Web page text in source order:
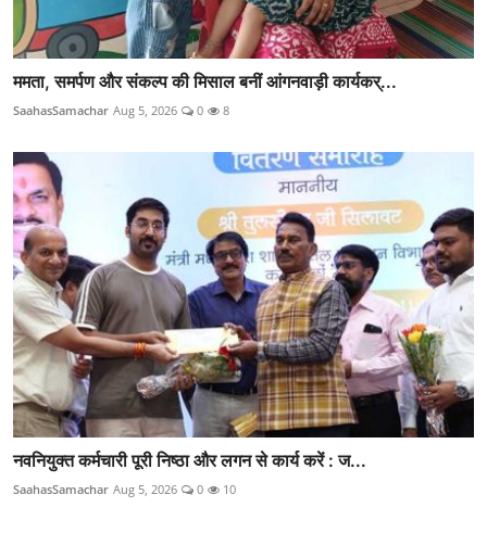
ममता, समर्पण और संकल्प की मिसाल बनीं आंगनवाड़ी कार्यकर्...
SaahasSamachar Aug 5, 2026 0 8
नवनियुक्त कर्मचारी पूरी निष्ठा और लगन से कार्य करें : ज...
SaahasSamachar Aug 5, 2026 0 10